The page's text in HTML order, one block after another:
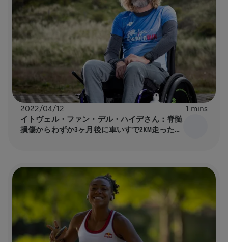
2022/04/12 1 mins
イトヴェル・ファン・デル・ハイデさん：脊髄
損傷からわずか3ヶ月後に車いすで2KM走ったフ